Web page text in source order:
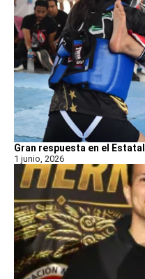
Gran respuesta en el
1 junio, 2026